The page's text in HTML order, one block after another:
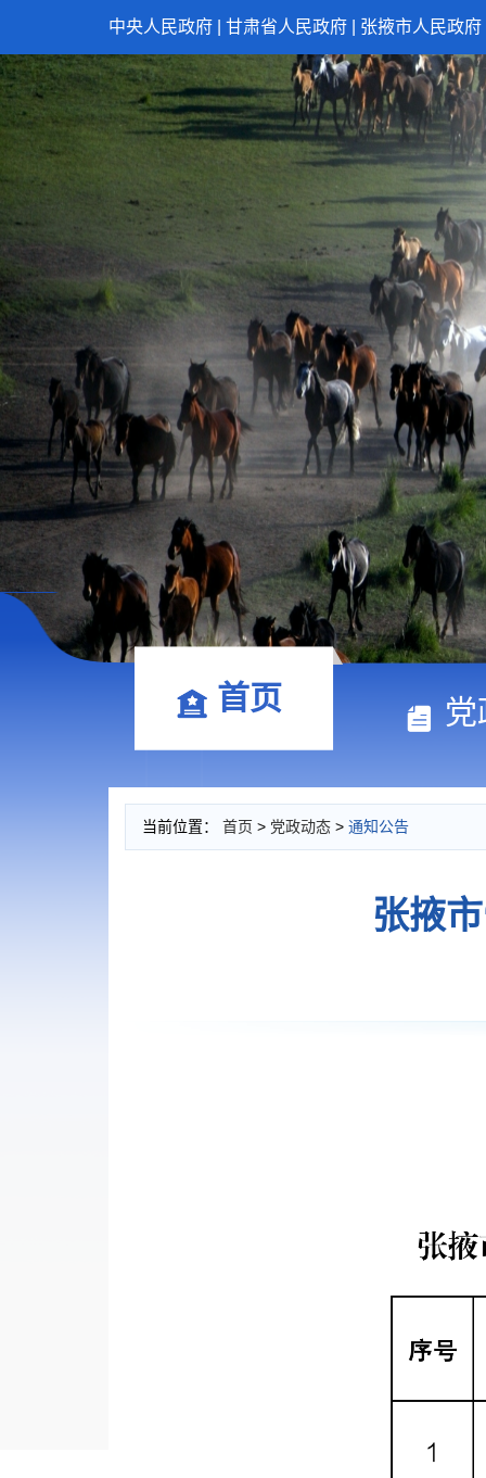
中央人民政府 甘肃省人民政府 张掖市人民政府
首页 党
当前位置： 首页 > 党政动态 > 通知公告
张掖